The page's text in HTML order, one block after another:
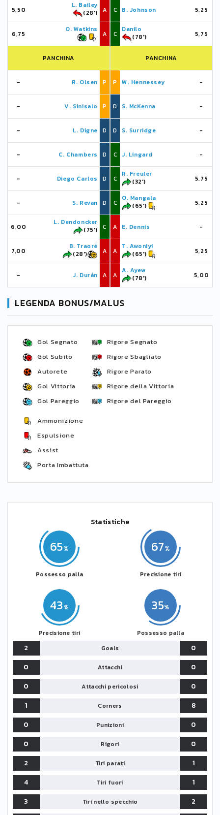
5,50
L. Bailey
(28')
A
6,75
O. Watkins
A
PANCHINA
- R. Olsen P
- V. Sinisalo P
- L. Digne D
- C. Chambers D
- Diego Carlos D
- S. Revan D
6,00
L. Dendoncker
(75')
C
7,00
B. Traoré
(28')
A
- J. Durán A
C B. Johnson 5,25
C
Danilo
(78')
5,75
PANCHINA
P W. Hennessey -
D S. McKenna -
D S. Surridge -
C J. Lingard -
C
R. Freuler
(32')
5,75
C
O. Mangala
(65')
5,25
A E. Dennis -
A
T. Awoniyi
(65')
5,25
A
A. Ayew
(78')
5,00
LEGENDA BONUS/MALUS
Gol Segnato
Gol Subito
Autorete
Gol Vittoria
Gol Pareggio
Rigore Segnato
Rigore Sbagliato
Rigore Parato
Rigore della Vittoria
Rigore del Pareggio
Ammonizione
Espulsione
Assist
Porta Imbattuta
Statistiche
65
Possesso palla
43
Precisione tiri
35
Possesso palla
67
Precisione tiri
2 Goals
0
0
Attacchi
0
0
Attacchi pericolosi
0
1
Corners
8
0
Punizioni
0
0
Rigori
0
2
Tiri parati
1
4
Tiri fuori
1
3
Tiri nello specchio 2